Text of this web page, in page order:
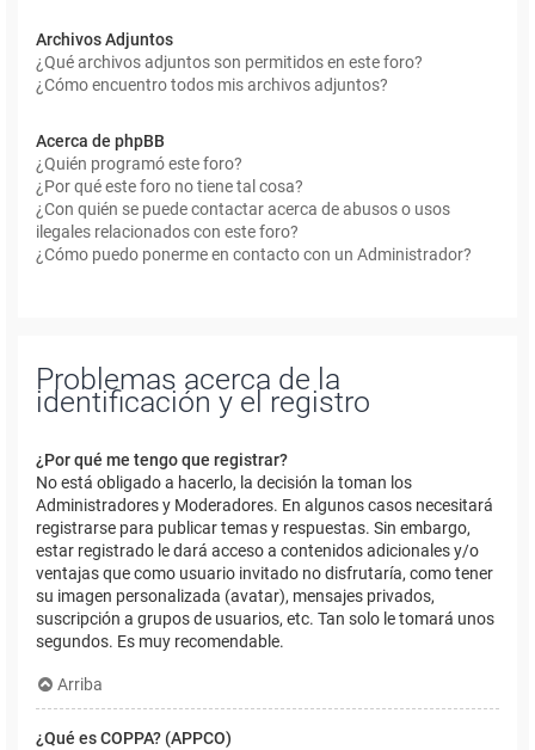
Archivos Adjuntos
¿Qué archivos adjuntos son permitidos en este foro?
¿Cómo encuentro todos mis archivos adjuntos?
Acerca de phpBB
¿Quién programó este foro?
¿Por qué este foro no tiene tal cosa?
¿Con quién se puede contactar acerca de abusos o usos
ilegales relacionados con este foro?
¿Cómo puedo ponerme en contacto con un Administrador?
Problemas acerca de la
identificación y el registro
¿Por qué me tengo que registrar?
No está obligado a hacerlo, la decisión la toman los
Administradores y Moderadores. En algunos casos necesitará
registrarse para publicar temas y respuestas. Sin embargo,
estar registrado le dará acceso a contenidos adicionales y/o
ventajas que como usuario invitado no disfrutaría, como tener
su imagen personalizada (avatar), mensajes privados,
suscripción a grupos de usuarios, etc. Tan solo le tomará unos
segundos. Es muy recomendable.
Arriba
¿Qué es COPPA? (APPCO)